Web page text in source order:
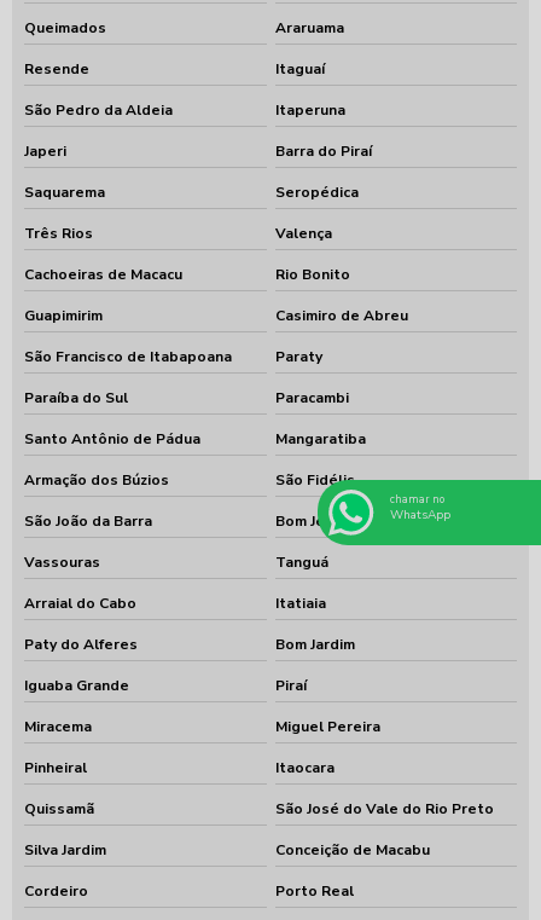
Queimados Araruama
Resende Itaguaí
São Pedro da Aldeia Itaperuna
Japeri Barra do Piraí
Saquarema Seropédica
Três Rios Valença
Cachoeiras de Macacu Rio Bonito
Guapimirim Casimiro de Abreu
São Francisco de Itabapoana Paraty
Paraíba do Sul Paracambi
Santo Antônio de Pádua Mangaratiba
Armação dos Búzios São Fidélis
São João da Barra Bom Jesus do Itabapoana
Vassouras Tanguá
Arraial do Cabo Itatiaia
Paty do Alferes Bom Jardim
Iguaba Grande Piraí
Miracema Miguel Pereira
Pinheiral Itaocara
Quissamã São José do Vale do Rio Preto
Silva Jardim Conceição de Macabu
Cordeiro Porto Real
chamar no
WhatsApp